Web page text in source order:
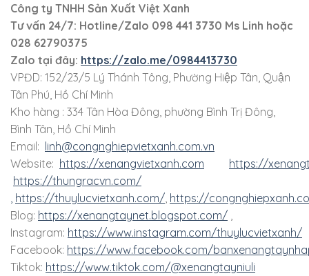
Công ty TNHH Sản Xuất Việt Xanh
Tư vấn 24/7: Hotline/Zalo 098 441 3730 Ms Linh hoặc
028 62790375
Zalo tại đây: https://zalo.me/0984413730
VPĐD: 152/23/5 Lý Thánh Tông, Phường Hiệp Tân, Quận
Tân Phú, Hồ Chí Minh
Kho hàng : 334 Tân Hòa Đông, phường Bình Trị Đông,
Bình Tân, Hồ Chí Minh
Email: linh@congnghiepvietxanh.com.vn
Website: https://xenangvietxanh.com
https://
https://thungracvn.com/
https://thuylucvietxanh.com/ https://
Blog: https://xenangtaynet.blogspot.com/
Instagram: https://www.instagram.com/thuylucvietxanh/
Facebook: https://www.facebook.com/
Tiktok: https://www.tiktok.com/@xenangtayniuli